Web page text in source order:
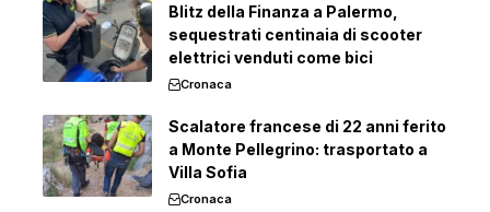
Blitz della Finanza a Palermo,
sequestrati centinaia di scooter
elettrici venduti come bici
Cronaca
Scalatore francese di 22 anni ferito
a Monte Pellegrino: trasportato a
Villa Sofia
Cronaca